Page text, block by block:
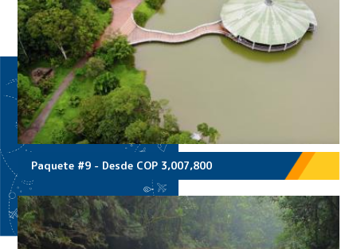
Paquete #9 - Desde COP 3,007,800